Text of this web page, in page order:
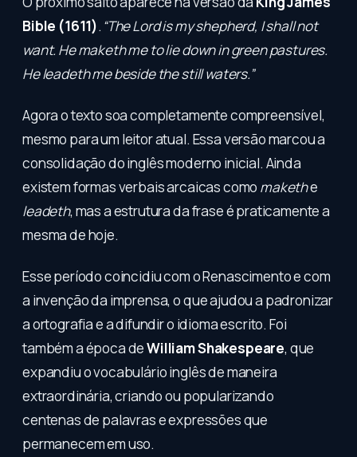
Bible (1611). “The Lord is my shepherd, I shall not
want. He maketh me to lie down in green pastures.
He leadeth me beside the still waters.”
Agora o texto soa completamente compreensível,
mesmo para um leitor atual. Essa versão marcou a
consolidação do inglês moderno inicial. Ainda
existem formas verbais arcaicas como makethe
leadeth, mas a estrutura da frase é praticamente a
mesma de hoje.
Esse período coincidiu com o Renascimento e com
a invenção da imprensa, o que ajudou a padronizar
a ortografia e a difundir o idioma escrito. Foi
também a época deWilliam Shakespeare, que
expandiu o vocabulário inglês de maneira
extraordinária, criando ou popularizando
centenas de palavras e expressões que
permanecem em uso.